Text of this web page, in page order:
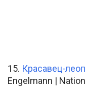
15. Красавец-
Engelmann |